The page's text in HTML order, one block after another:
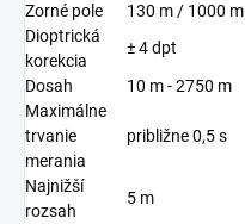
Zorné pole
130 m / 1000 m
Dioptrická
korekcia
± 4 dpt
Dosah
10 m - 2750 m
Maximálne
trvanie
merania
približne 0,5 s
Najnižší
rozsah
5 m